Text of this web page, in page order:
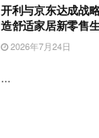
开利与京东达成战
造舒适家居新零售
2026年7月24日
...